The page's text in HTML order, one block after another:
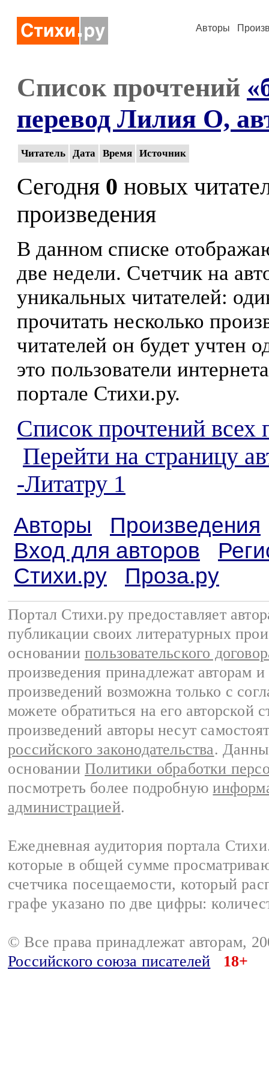
Авторы
Список прочтений
перевод Лилия О,
Читатель Дата Время Источник
Сегодня 0 новых
произведения
В данном списке
две недели. Счетчик на
уникальных читателей:
прочитать несколько
читателей он будет учтен
это пользователи
портале Стихи.ру.
Список прочтений всех
Перейти на страницу
-Литатру 1
Авторы
Произведения
Вход для авторов
Стихи.ру
Проза.ру
Портал Стихи.ру предоставляет
публикации своих литературных
основании пользовательского
произведения принадлежат авторам
произведений возможна только с
можете обратиться на его авторской
произведений авторы несут
российского законодательства.
основании Политики обработки
посмотреть более подробную
администрацией.
Ежедневная аудитория портала
которые в общей сумме
счетчика посещаемости, который
графе указано по две цифры:
© Все права принадлежат авторам,
Российского союза писателей
18+